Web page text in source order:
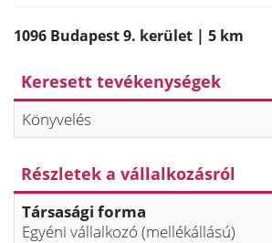
1096 Budapest 9. kerület | 5 km
Keresett tevékenységek
Könyvelés
Részletek a vállalkozásról
Társasági forma
Egyéni vállalkozó (mellékállású)